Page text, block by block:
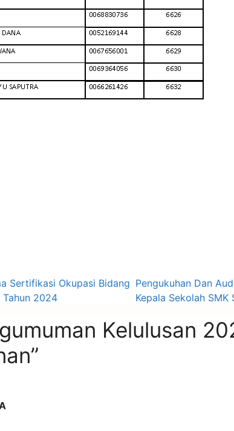
Sertifikasi Okupasi Bidang
Tahun 2024
Pengukuhan Dan
Kepala Sekolah SMK
Kelulusan